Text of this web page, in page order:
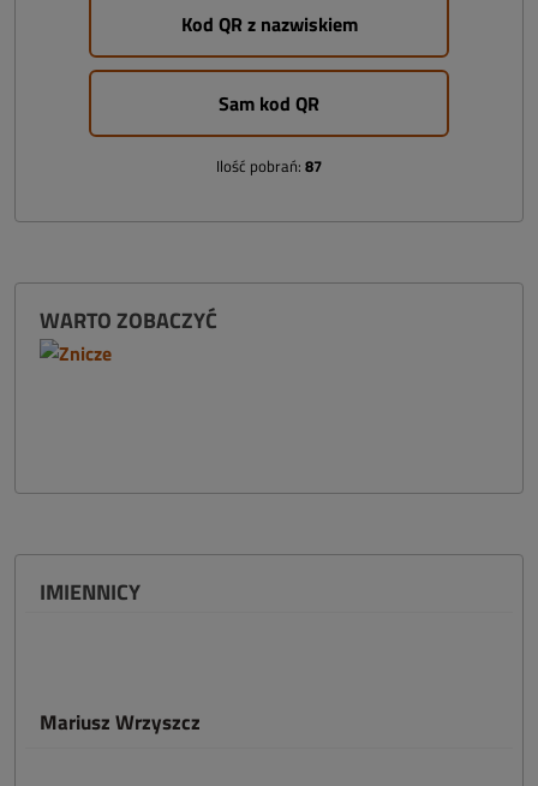
Kod QR z nazwiskiem
Sam kod QR
Ilość pobrań: 87
WARTO ZOBACZYĆ
IMIENNICY
Mariusz Wrzyszcz